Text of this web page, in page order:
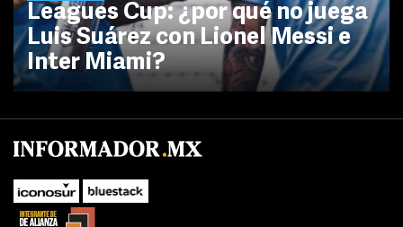
Leagues Cup: ¿por qué no juega
Luis Suárez con Lionel Messi e
Inter Miami?